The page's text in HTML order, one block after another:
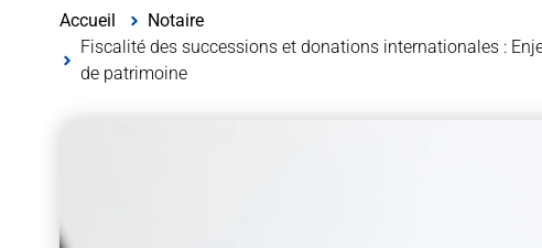
Accueil
Notaire
Fiscalité des successions et donations internationales :
de patrimoine